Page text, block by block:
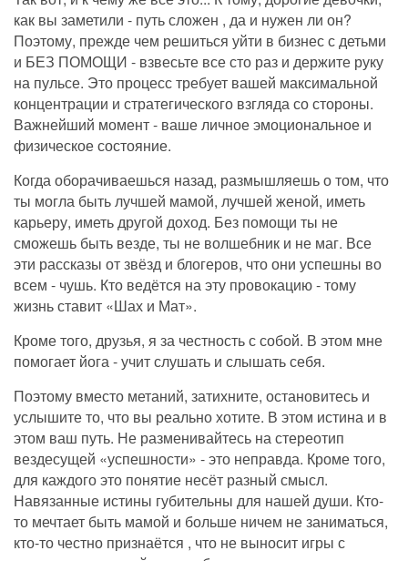
как вы заметили - путь сложен , да и нужен ли он?
Поэтому, прежде чем решиться уйти в бизнес с детьми
и БЕЗ ПОМОЩИ - взвесьте все сто раз и держите руку
на пульсе. Это процесс требует вашей максимальной
концентрации и стратегического взгляда со стороны.
Важнейший момент - ваше личное эмоциональное и
физическое состояние.
Когда оборачиваешься назад, размышляешь о том, что
ты могла быть лучшей мамой, лучшей женой, иметь
карьеру, иметь другой доход. Без помощи ты не
сможешь быть везде, ты не волшебник и не маг. Все
эти рассказы от звёзд и блогеров, что они успешны во
всем - чушь. Кто ведётся на эту провокацию - тому
жизнь ставит «Шах и Мат».
Кроме того, друзья, я за честность с собой. В этом мне
помогает йога- учит слушать и слышать себя.
Поэтому вместо метаний, затихните, остановитесь и
услышите то, что вы реально хотите. В этом истина и в
этом ваш путь. Не разменивайтесь на стереотип
вездесущей «успешности» - это неправда. Кроме того,
для каждого это понятие несёт разный смысл.
Навязанные истины губительны для нашей души. Кто-
то мечтает быть мамой и больше ничем не заниматься,
кто-то честно признаётся , что не выносит игры с